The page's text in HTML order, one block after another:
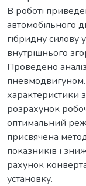
В роботі
автомобільного
гібридну силову
внутрішнього
Проведено
пневмодвигуном.
характеристики
розрахунок
оптимальний
присвячена
показників і
рахунок
установку.